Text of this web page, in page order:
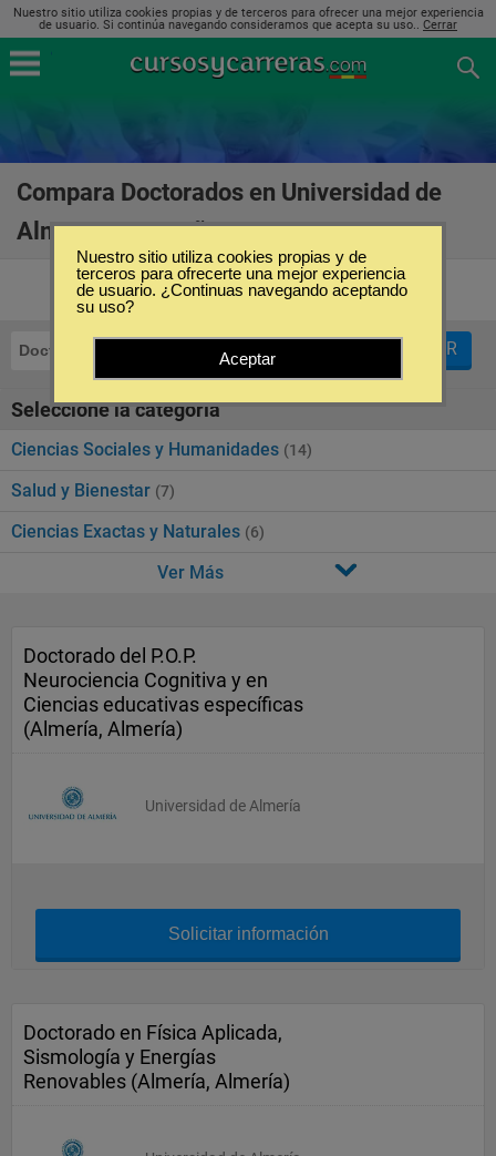
Nuestro sitio utiliza cookies propias y de terceros para ofrecer una mejor experiencia
de usuario. Si continúa navegando consideramos que acepta su uso.. Cerrar
Compara Doctorados en Universidad de
Almería en España
Doctorados Universidad de Almería FILTRAR
Seleccione la categoría
Ciencias Sociales y Humanidades (14)
Salud y Bienestar (7)
Ciencias Exactas y Naturales (6)
Ver Más
Doctorado del P.O.P.
Neurociencia Cognitiva y en
Ciencias educativas específicas
(Almería, Almería)
Universidad de Almería
Solicitar información
Doctorado en Física Aplicada,
Sismología y Energías
Renovables (Almería, Almería)
Nuestro sitio utiliza cookies propias y de
terceros para ofrecerte una mejor experiencia
de usuario. ¿Continuas navegando aceptando
su uso?
Aceptar